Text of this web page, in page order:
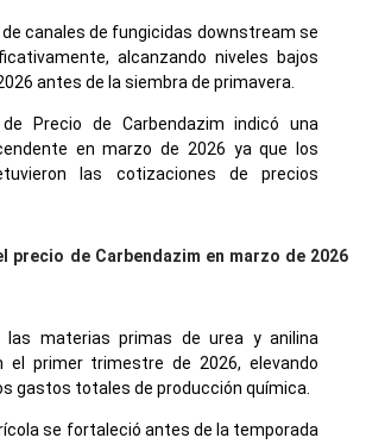
canales de fungicidas downstream se
alcanzando niveles bajos
antes de la siembra de primavera.
Precio de Carbendazim indicó una
en marzo de 2026 ya que los
las cotizaciones de precios
precio de Carbendazim en marzo de 2026
las materias primas de urea y anilina
el primer trimestre de 2026, elevando
gastos totales de producción química.
se fortaleció antes de la temporada